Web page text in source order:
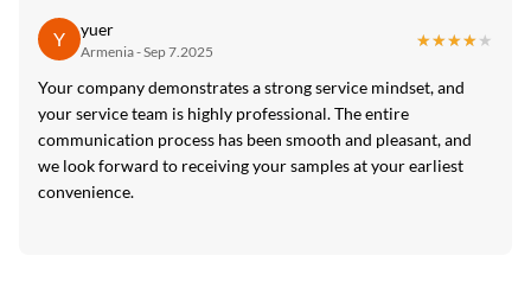
Y yuer
Armenia - Sep 7.2025
★★★★★
★★★★★
Your company demonstrates a strong service mindset, and
your service team is highly professional. The entire
communication process has been smooth and pleasant, and
we look forward to receiving your samples at your earliest
convenience.